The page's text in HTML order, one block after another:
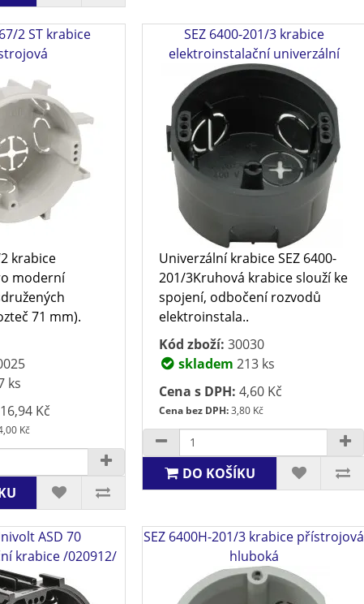
2 ST krabice
krabice
moderní
71 mm).
ks
16,94 Kč
Kč
SEZ 6400-201/3 krabice
elektroinstalační univerzální
Univerzální krabice SEZ 6400-
201/3Kruhová krabice slouží ke
spojení, odbočení rozvodů
elektroinstala..
Kód zboží: 30030
skladem 213 ks
Cena s DPH: 4,60 Kč
Cena bez DPH:3,80 Kč
DO KOŠÍKU
ASD 70
krabice /020912/
SEZ 6400H-201/3 krabice přístrojová
hluboká